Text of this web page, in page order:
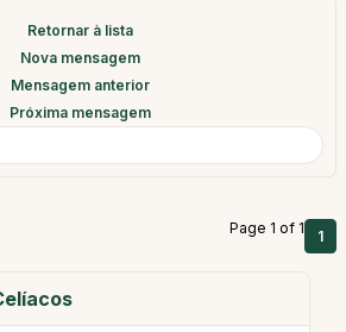
Retornar à lista
Nova mensagem
Mensagem anterior
Próxima mensagem
Page 1 of 1 1